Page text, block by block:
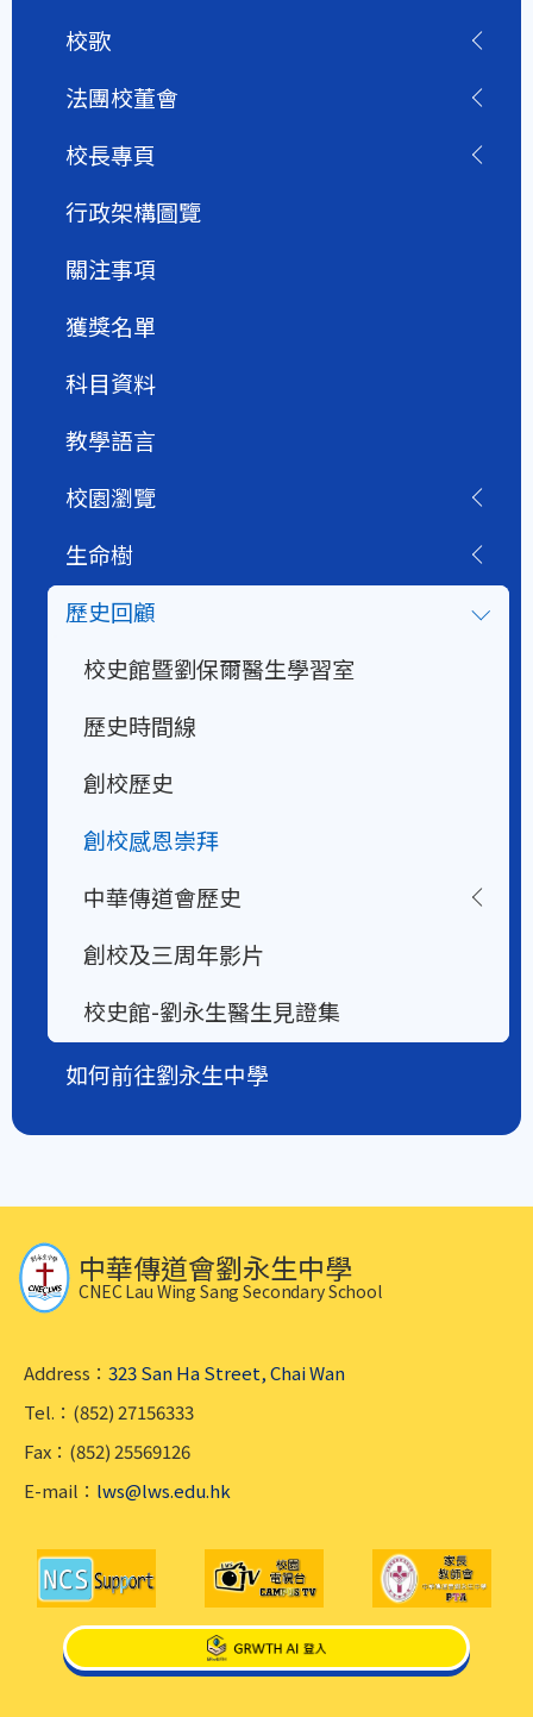
校歌
法團校董會
校長專頁
行政架構圖覽
關注事項
獲獎名單
科目資料
教學語言
校園瀏覽
生命樹
歷史回顧
校史館暨劉保爾醫生學習室
歷史時間線
創校歷史
創校感恩崇拜
中華傳道會歷史
創校及三周年影片
校史館-劉永生醫生見證集
如何前往劉永生中學
中華傳道會劉永生中學
CNEC Lau Wing Sang Secondary School
Address： 323 San Ha Street, Chai Wan
Tel.：(852) 27156333
Fax：(852) 25569126
E-mail： lws@lws.edu.hk